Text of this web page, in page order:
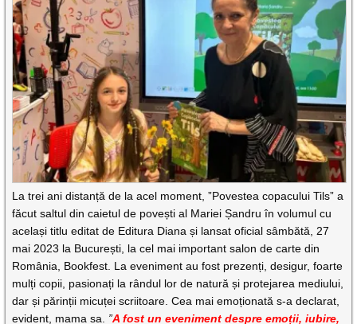
La trei ani distanță de la acel moment, ”Povestea copacului Tils” a
făcut saltul din caietul de povești al Mariei Șandru în volumul cu
același titlu editat de Editura Diana și lansat oficial sâmbătă, 27
mai 2023 la București, la cel mai important salon de carte din
România, Bookfest. La eveniment au fost prezenți, desigur, foarte
mulți copii, pasionați la rândul lor de natură și protejarea mediului,
dar și părinții micuței scriitoare. Cea mai emoționată s-a declarat,
evident, mama sa. ”A fost un eveniment despre emoții, iubire,